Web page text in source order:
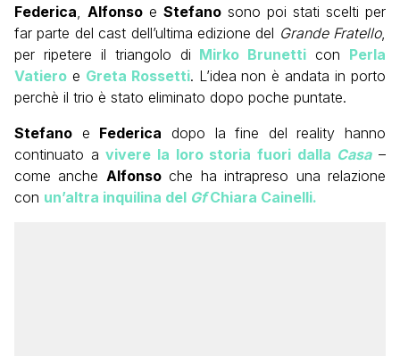
Federica
Alfonso e Stefano sono poi stati scelti per
far parte del cast dell’ultima edizione del Grande Fratello,
per ripetere il triangolo di Mirko Brunetti con Perla
Vatiero e Greta Rossetti. L’idea non è andata in porto
perchè il trio è stato eliminato dopo poche puntate.
Stefano e Federica dopo la fine del reality hanno
continuato avivere la loro storia fuori dalla Casa–
come anche Alfonsoche ha intrapreso una relazione
con un’altra inquilina del GfChiara Cainelli.